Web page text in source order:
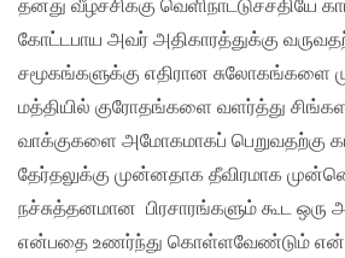
தனது வீழ்ச்சிக்கு வெளிநாட்டுச்சதியே
கோட்டபாய அவர் அதிகாரத்துக்கு
சமூகங்களுக்கு எதிரான சுலோகங்களை
மத்தியில் குரோதங்களை வளர்த்து
வாக்குகளை அமோகமாகப் பெறுவதற்கு
தேர்தலுக்கு முன்னதாக தீவிரமாக
நச்சுத்தனமான பிரசாரங்களும் கூட ஒரு
என்பதை உணர்ந்து கொள்ளவேண்டும்